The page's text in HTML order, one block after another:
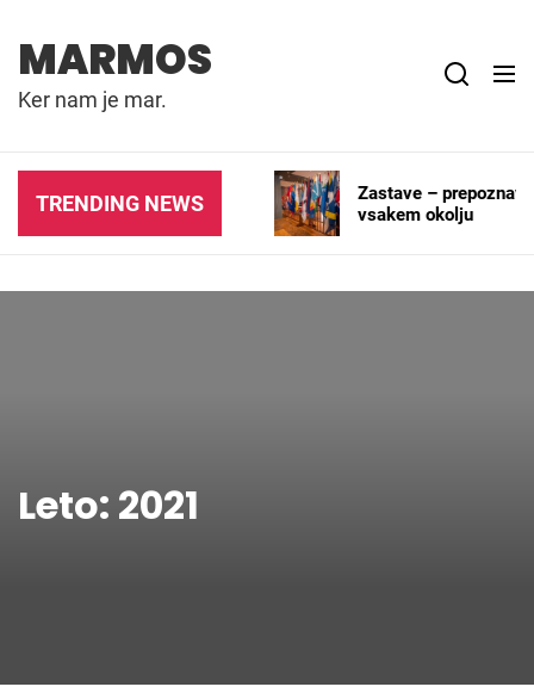
content
MARMOS
Ker nam je mar.
TRENDING NEWS
Zastave – prepoznavni
vsakem okolju
Leto: 2021